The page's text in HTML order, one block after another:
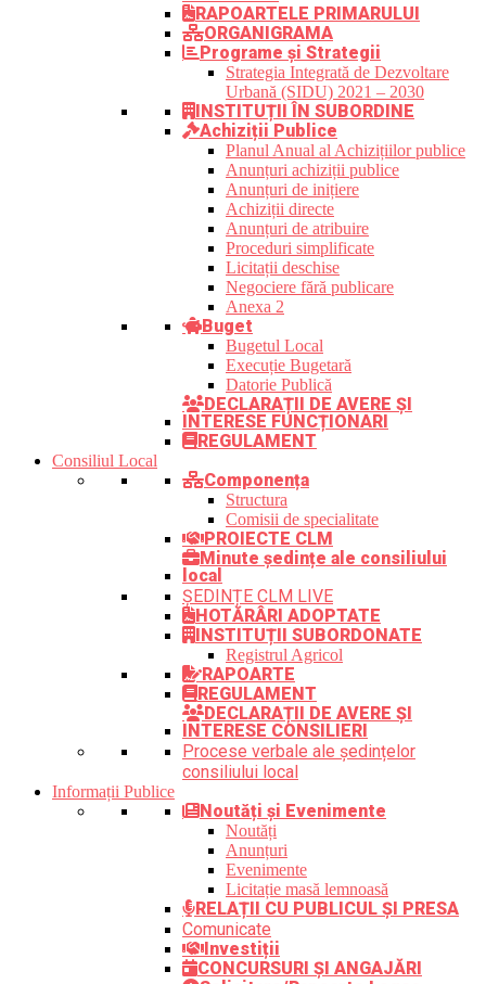
RAPOARTELE PRIMARULUI
ORGANIGRAMA
Programe și Strategii
Strategia Integrată de Dezvoltare
Urbană (SIDU) 2021 – 2030
INSTITUȚII ÎN SUBORDINE
Achiziții Publice
Planul Anual al Achizițiilor publice
Anunțuri achiziții publice
Anunțuri de inițiere
Achiziții directe
Anunțuri de atribuire
Proceduri simplificate
Licitații deschise
Negociere fără publicare
Anexa 2
Buget
Bugetul Local
Execuție Bugetară
Datorie Publică
DECLARAȚII DE AVERE ȘI
INTERESE FUNCȚIONARI
REGULAMENT
Consiliul Local
Componența
Structura
Comisii de specialitate
PROIECTE CLM
Minute ședințe ale consiliului
local
ȘEDINȚE CLM LIVE
HOTĂRÂRI ADOPTATE
INSTITUȚII SUBORDONATE
Registrul Agricol
RAPOARTE
REGULAMENT
DECLARAȚII DE AVERE ȘI
INTERESE CONSILIERI
Procese verbale ale ședințelor
consiliului local
Informații Publice
Noutăți și Evenimente
Noutăți
Anunțuri
Evenimente
Licitație masă lemnoasă
RELAȚII CU PUBLICUL ȘI PRESA
Comunicate
Investiții
CONCURSURI ȘI ANGAJĂRI